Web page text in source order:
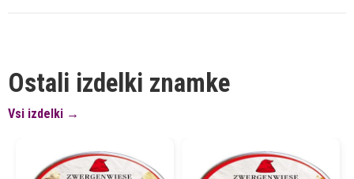
Ostali izdelki znamke
Vsi izdelki →